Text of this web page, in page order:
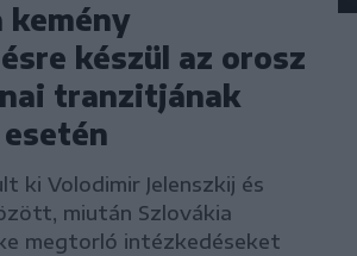
kemény
készül az orosz
tranzitjának
ki Volodimir Jelenszkij és
miután Szlovákia
megtorló intézkedéseket